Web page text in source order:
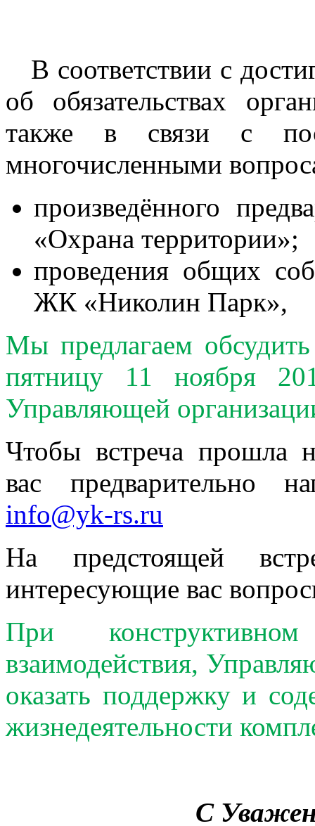
В соответствии с
об обязательствах
также в связи с
многочисленными
произведённого
«Охрана территории»;
проведения общих
ЖК «Николин Парк»,
Мы предлагаем
пятницу 11 ноября
Управляющей
Чтобы встреча прошла
вас предварительно
info@yk-rs.ru
На предстоящей
интересующие вас
При
взаимодействия,
оказать поддержку и
жизнедеятельности
С